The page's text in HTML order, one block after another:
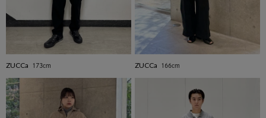
ZUCCa 173cm ZUCCa 166cm